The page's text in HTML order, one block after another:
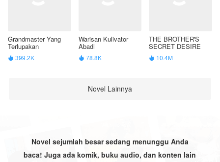
Grandmaster Yang
Terlupakan
 399.2K
Warisan Kulivator
Abadi
 78.8K
THE BROTHER'S
SECRET DESIRE
 10.4M
Novel Lainnya
Novel sejumlah besar sedang menunggu Anda
baca! Juga ada komik, buku audio, dan konten lain